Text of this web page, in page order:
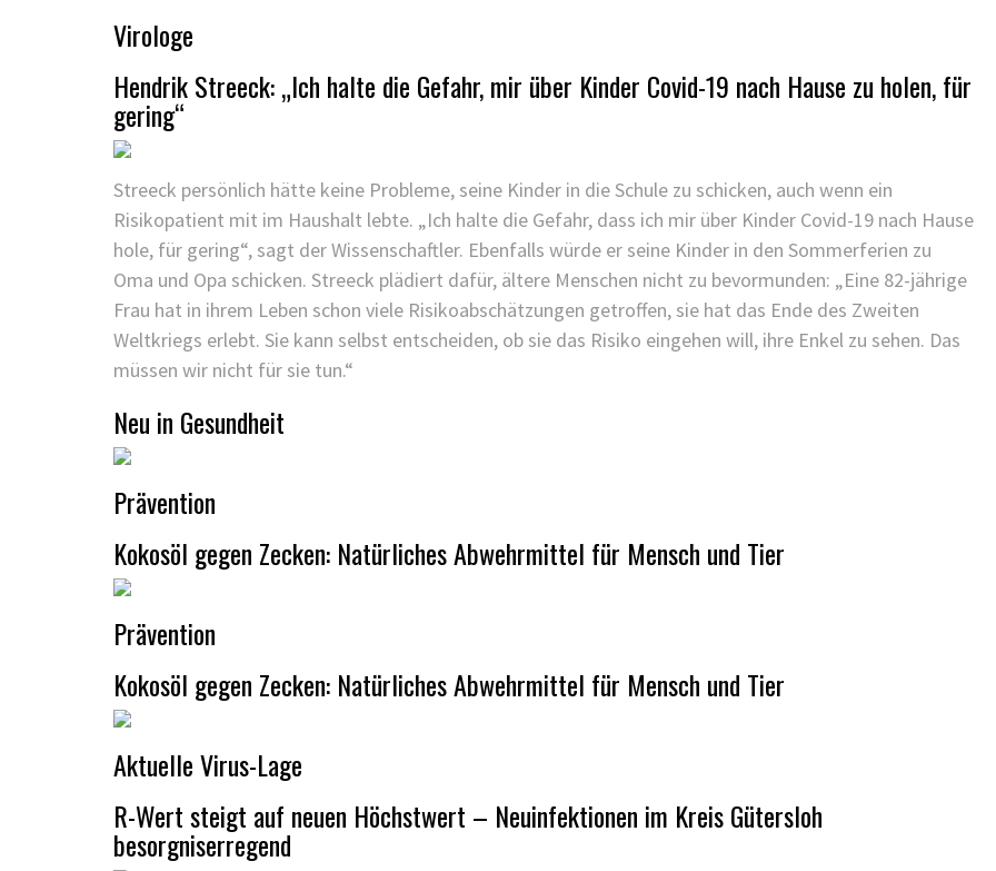
Virologe
Hendrik Streeck: „Ich halte die Gefahr, mir über Kinder Covid-19 nach Hause zu holen, für
gering“
Streeck persönlich hätte keine Probleme, seine Kinder in die Schule zu schicken, auch wenn ein
Risikopatient mit im Haushalt lebte. „Ich halte die Gefahr, dass ich mir über Kinder Covid-19 nach Hause
hole, für gering“, sagt der Wissenschaftler. Ebenfalls würde er seine Kinder in den Sommerferien zu
Oma und Opa schicken. Streeck plädiert dafür, ältere Menschen nicht zu bevormunden: „Eine 82-jährige
Frau hat in ihrem Leben schon viele Risikoabschätzungen getroffen, sie hat das Ende des Zweiten
Weltkriegs erlebt. Sie kann selbst entscheiden, ob sie das Risiko eingehen will, ihre Enkel zu sehen. Das
müssen wir nicht für sie tun.“
Neu in Gesundheit
Prävention
Kokosöl gegen Zecken: Natürliches Abwehrmittel für Mensch und Tier
Prävention
Kokosöl gegen Zecken: Natürliches Abwehrmittel für Mensch und Tier
Aktuelle Virus-Lage
R-Wert steigt auf neuen Höchstwert – Neuinfektionen im Kreis Gütersloh
besorgniserregend